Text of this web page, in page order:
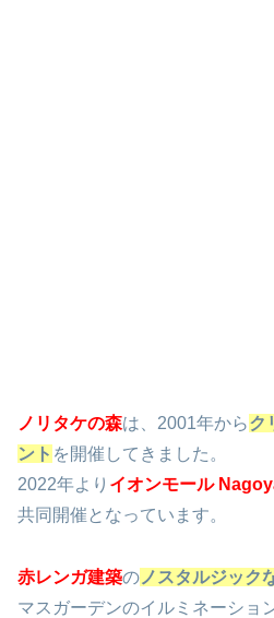
ノリタケの森は、2001年からク
ント を開催してきました。
2022年より イオンモール
共同開催となっています。
赤レンガ建築の ノスタルジック
マスガーデンのイルミネーショ